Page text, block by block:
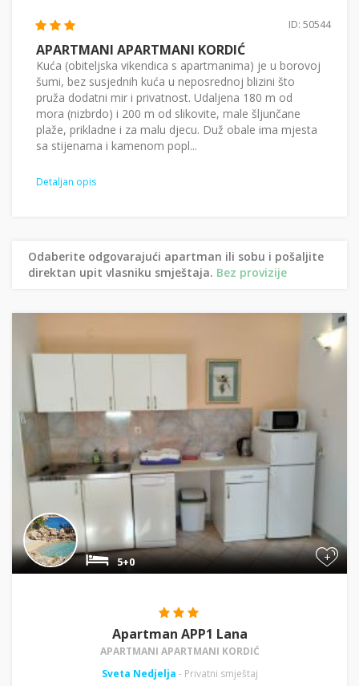
ID: 50544
APARTMANI APARTMANI KORDIĆ
Kuća (obiteljska vikendica s apartmanima) je u borovoj
šumi, bez susjednih kuća u neposrednoj blizini što
pruža dodatni mir i privatnost. Udaljena 180 m od
mora (nizbrdo) i 200 m od slikovite, male šljunčane
plaže, prikladne i za malu djecu. Duž obale ima mjesta
sa stijenama i kamenom popl...
Detaljan opis
Odaberite odgovarajući apartman ili sobu i pošaljite
direktan upit vlasniku smještaja. Bez provizije
+
5+0
Apartman APP1 Lana
APARTMANI APARTMANI KORDIĆ
Sveta Nedjelja - Privatni smještaj